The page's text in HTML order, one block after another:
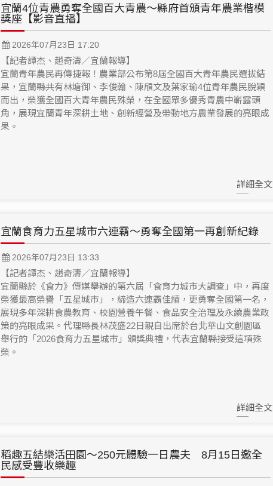
宜蘭4位青農勇奪全國百大青農～縣府首頒青年農業楷模
獎座【影音直播】
2026年07月23日 17:20
【記者譚杰、趙奇濤／宜蘭報導】
宜蘭青年農民再傳捷報！農業部公布第8屆全國百大青年農民選拔結
果，宜蘭縣共有林塘御、李俊翰、陳頎文及葉家瑜4位青年農民脫穎
而出，榮獲全國百大青年農民殊榮，在全國眾多優秀青農中嶄露頭
角，展現宜蘭青年深耕土地、創新經營及帶動地方農業發展的亮眼成
果。
詳細全文
宜蘭食育力五星城市六連霸～勇奪全國第一再創新紀錄
2026年07月23日 13:33
【記者譚杰、趙奇濤／宜蘭報導】
宜蘭縣於《食力》傳媒舉辦的第六屆「食育力城市大調查」中，再度
榮獲最高榮譽「五星城市」，締造六連霸佳績，更勇奪全國第一名，
展現多年深耕食農教育、校園營養午餐、食品安全治理及永續農業政
策的亮眼成果。代理縣長林茂盛22日親自出席於台北華山文創園區
舉行的「2026食育力五星城市」頒獎典禮，代表宜蘭縣接受這項殊
榮。
詳細全文
稻趣五結樂活田園～250元體驗一日農夫 8月15日邀全
民感受豐收樂趣